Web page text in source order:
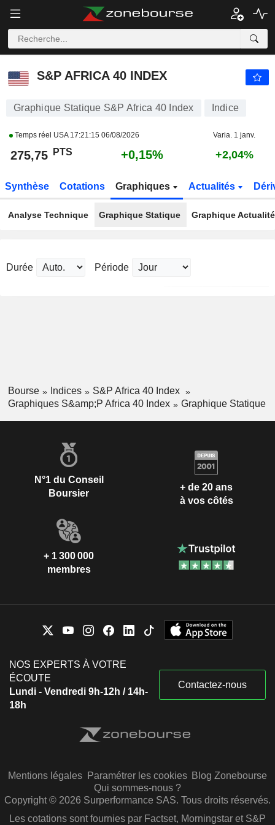
S&P AFRICA 40 INDEX
S&P AFRICA 40 INDEX
Graphique Statique S&P Africa 40 Index Indice
Temps réel USA 17:21:15 06/08/2026 Varia. 1 janv.
275,75 PTS +0,15% +2,04%
Synthèse Cotations Graphiques Actualités
Analyse Technique Graphique Statique Graphique
Durée Période
Bourse Indices
S&P Africa 40 Index
Graphiques S&amp;P Africa 40 Index
Graphique Statique
N°1 du Conseil
Boursier
+ de 20 ans
à vos côtés
+ 1 300 000
membres
NOS EXPERTS À VOTRE
ÉCOUTE
Lundi - Vendredi 9h-12h / 14h-
18h
Contactez-nous
Mentions légales Paramétrer les cookies Blog Zonebourse
Qui sommes-nous ?
Copyright © 2026 Surperformance SAS. Tous droits réservés.
Les cotations sont fournies par Factset, Morningstar et S&P